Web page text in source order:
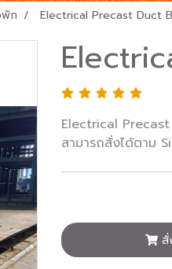
พัก Electrical Precast Duct
Electrical Precast
สามารถสั่งได้ตาม
สั่